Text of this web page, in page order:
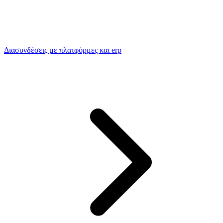
Διασυνδέσεις με πλατφόρμες και erp